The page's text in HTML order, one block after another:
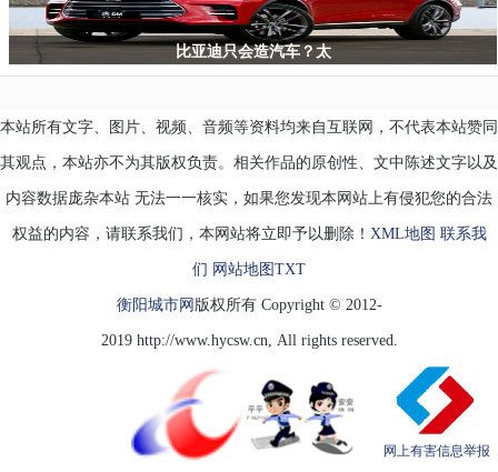
比亚迪只会造汽车？太
本站所有文字、图片、视频、音频等资料均来自互联网，不代表本站赞同
其观点，本站亦不为其版权负责。相关作品的原创性、文中陈述文字以及
内容数据庞杂本站 无法一一核实，如果您发现本网站上有侵犯您的合法
权益的内容，请联系我们，本网站将立即予以删除！ XML地图 联系我
们 网站地图TXT
衡阳城市网 版权所有 Copyright © 2012-
2019 http://www.hycsw.cn, All rights reserved.
网上有害信息举报